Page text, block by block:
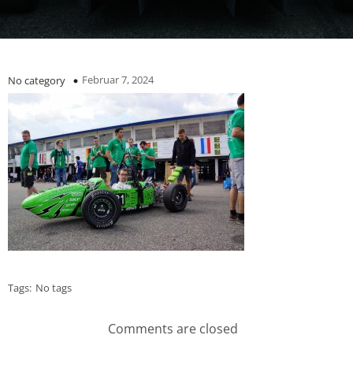
No category Februar 7, 2024
Tags: No tags
Comments are closed